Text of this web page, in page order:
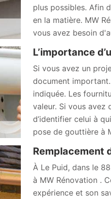
plus possibles. Afin
en la matière. MW
vous avez besoin
L’importance
Si vous avez un
document
indiquée. Les
valeur. Si vous avez
d’identifier celui à
pose de gouttière à
Remplacement
À Le Puid, dans le
à MW Rénovation .
expérience et son